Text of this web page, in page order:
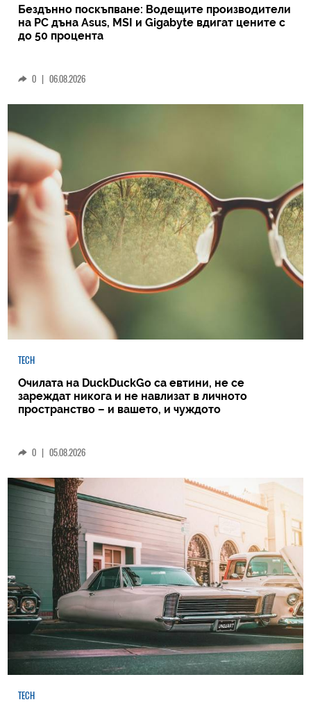
Бездънно поскъпване: Водещите производители
на РС дъна Asus, MSI и Gigabyte вдигат цените с
до 50 процента
0 | 06.08.2026
TECH
Очилата на DuckDuckGo са евтини, не се
зареждат никога и не навлизат в личното
пространство – и вашето, и чуждото
0 | 05.08.2026
TECH